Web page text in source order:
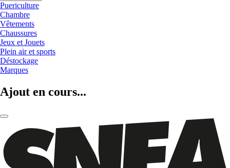
Puericulture
Chambre
Vêtements
Chaussures
Jeux et Jouets
Plein air et sports
Déstockage
Marques
Ajout en cours...